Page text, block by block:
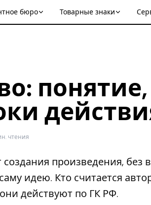
бюро Товарные знаки
чтения
произведения, без
идею. Кто считается
действуют по ГК РФ.